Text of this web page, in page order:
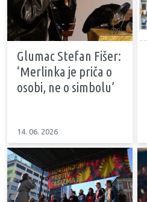
Glumac Stefan Fišer:
‘Merlinka je priča o
osobi, ne o simbolu’
14. 06. 2026